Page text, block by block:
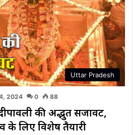
Uttar Pradesh
2024 0 88
की अद्भुत सजावट,
के लिए विशेष तैयारी